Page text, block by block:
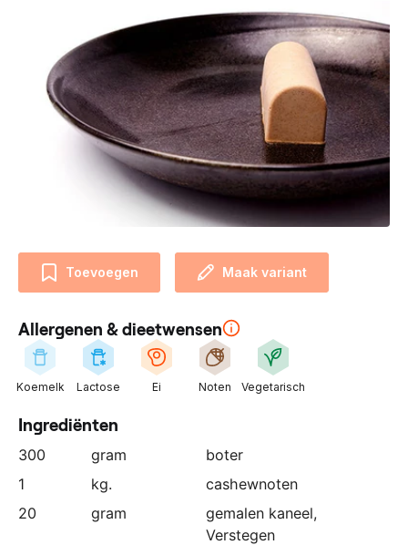
t
e
:
Toevoegen Maak variant
Allergenen & dieetwensen
Koemelk Lactose Ei Noten Vegetarisch
Ingrediënten
300 gram
boter
1
kg.
cashewnoten
20
gram
gemalen kaneel,
Verstegen